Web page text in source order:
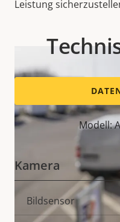
Leistung
Modell:
Kamera
Bildsensor